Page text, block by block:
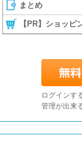
まとめ
【PR】ショッピ
ログインす
管理が出来